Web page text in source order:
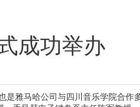
成功举办
雅马哈公司与四川音乐学院合作